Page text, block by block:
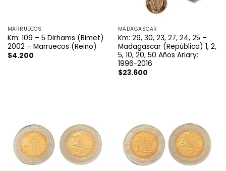
MARRUECOS
Km: 109 – 5 Dirhams (Bimet)
2002 – Marruecos (Reino)
$4.200
MADAGASCAR
Km: 29, 30, 23, 27, 24, 25 –
Madagascar (República) 1, 2,
5, 10, 20, 50 Años Ariary:
1996-2016
$23.600